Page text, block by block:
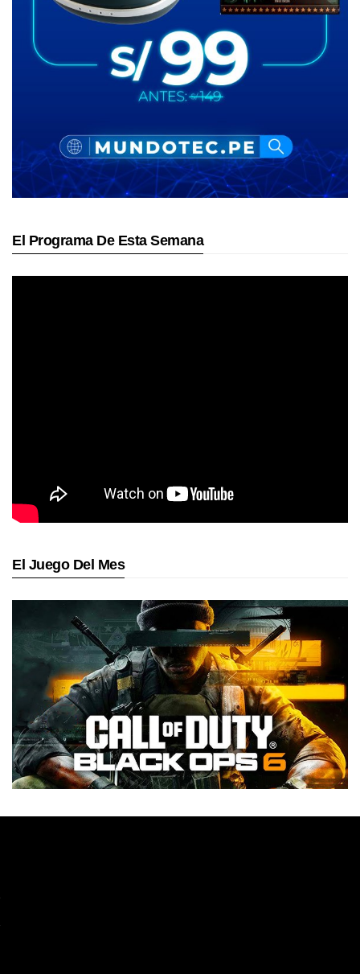
El Programa De Esta Semana
El Juego Del Mes